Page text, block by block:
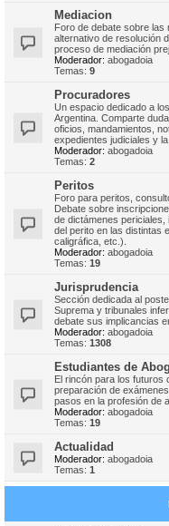
Mediacion
Foro de debate sobre las
alternativo de resolución
proceso de mediación
Moderador: abogadoia
Temas: 9
Procuradores
Un espacio dedicado a
Argentina. Comparte
oficios, mandamientos,
expedientes judiciales y
Moderador: abogadoia
Temas: 2
Peritos
Foro para peritos,
Debate sobre
de dictámenes
del perito en las distintas
caligráfica, etc.).
Moderador: abogadoia
Temas: 19
Jurisprudencia
Sección dedicada al
Suprema y tribunales
debate sus implicancias
Moderador: abogadoia
Temas: 1308
Estudiantes de
El rincón para los futuros
preparación de
pasos en la profesión de
Moderador: abogadoia
Temas: 19
Actualidad
Moderador: abogadoia
Temas: 1